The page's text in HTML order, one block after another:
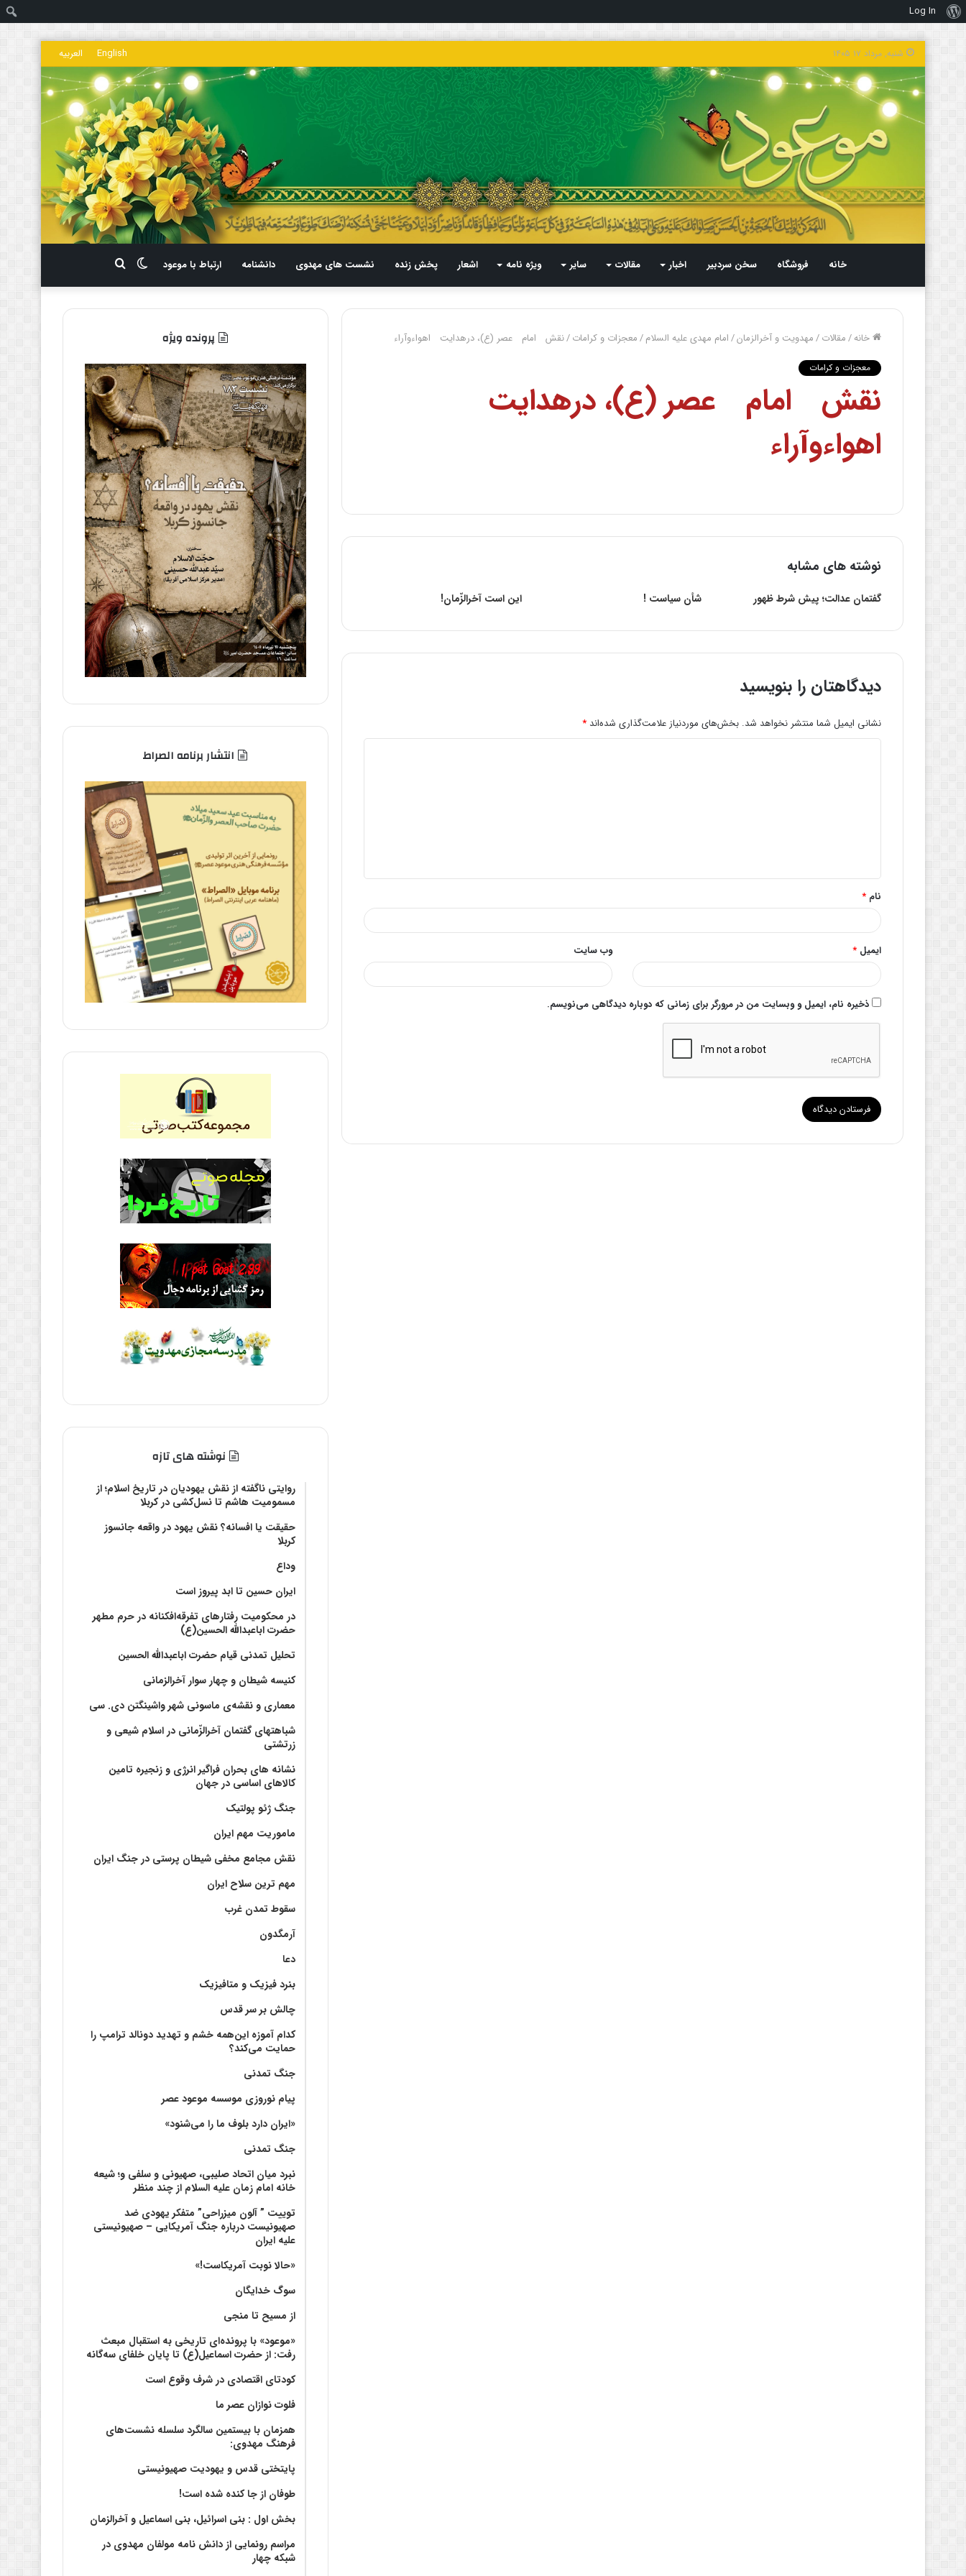
درباره
وردپرس
Log In
شنبه, مرداد ۱۷ ۱۴۰۵ English العربیه
خانه فروشگاه سخن سردبیر اخبار مقالات سایر ویژه نامه اشعار پخش زنده نشست های مهدوی دانشنامه ارتباط با موعود
برای
تغییر
پوسته
خانه/مقالات/مهدویت و آخرالزمان/امام مهدی علیه السلام/معجزات و کرامات/نقش امام عصر (ع)، درهدایت اهواءوآراء
معجزات و کرامات
نقش امام عصر (ع)، درهدایت
اهواءوآراء
نوشته های مشابه
گفتمان عدالت؛ پیش شرط ظهور شأن‌ سیاست ‌! این است آخرالزّمان!
دیدگاهتان را بنویسید
نشانی ایمیل شما منتشر نخواهد شد. بخش‌های موردنیاز علامت‌گذاری شده‌اند *
*
نام *
ایمیل * وب‌ سایت
ذخیره نام، ایمیل و وبسایت من در مرورگر برای زمانی که دوباره دیدگاهی می‌نویسم.
پرونده ویژه
انتشار برنامه الصراط
نوشته های تازه
روایتی ناگفته از نقش یهودیان در تاریخ اسلام؛ از
مسمومیت هاشم تا نسل‌کشی در کربلا
حقیقت یا افسانه؟‌ نقش یهود در واقعه جانسوز
کربلا
وداع
ایران حسین تا ابد پیروز است
در محکومیت رفتارهای تفرقه‌افکنانه در حرم مطهر
حضرت اباعبدالله الحسین(ع)
تحلیل تمدنی قیام حضرت اباعبدالله الحسین
کنیسه شیطان و چهار سوار آخرالزمانی
معماری و نقشه‌ی ماسونی شهر واشينگتن دی. سی
شباهتهای گفتمان آخر‌الزّمانی در اسلام شیعی و
زرتشتی
نشانه های بحران فراگیر انرژی و زنجیره تامین
کالاهای اساسی در جهان
جنگ ژئو پولتیک
ماموریت مهم ایران
نقش مجامع مخفی شیطان پرستی در جنگ ایران
مهم ترین سلاح ایران
سقوط تمدن غرب
آرمگدون
دعا
بنرد فیزیک و متافیزیک
چالش بر سر قدس
کدام آموزه این‌همه خشم و تهدید دونالد ترامپ را
حمایت می‌کند؟
جنگ تمدنی
پیام نوروزی موسسه موعود عصر
«ایران دارد بلوف ما را می‌شنود»
جنگ تمدنی
نبرد میان اتحاد صلیبی، صهیونی و سلفی و؛ شیعه
خانه امام زمان علیه السلام از چند منظر
توییت ” آلون میزراحی” متفکر یهودی ضد
صهیونیست درباره جنگ آمریکایی – صهیونیستی
علیه ایران
«حالا نوبت آمریکاست!»
سوگ خدایگان
از مسیح تا منجی
«موعود» با پرونده‌ای تاریخی به استقبال مبعث
رفت: از حضرت اسماعیل(ع) تا پایان خلفای سه‌گانه
کودتای اقتصادی در شرف وقوع است
فلوت نوازان عصر ما
همزمان با بیستمین سالگرد سلسله نشست‌های
فرهنگ مهدوی:‌
پایتختی قدس و یهودیت صهیونیستی
طوفان از جا کنده شده است!
بخش اول : بنی اسرائیل، بنی اسماعیل و آخرالزمان
مراسم رونمایی از دانش نامه مولفان مهدوی در
شبکه چهار